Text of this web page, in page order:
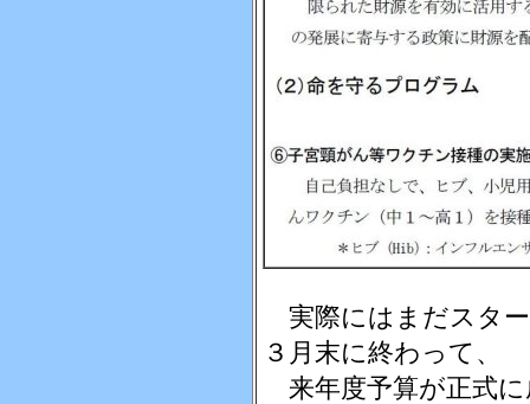
実際にはまだスタ
３月末に終わって、
来年度予算が正式